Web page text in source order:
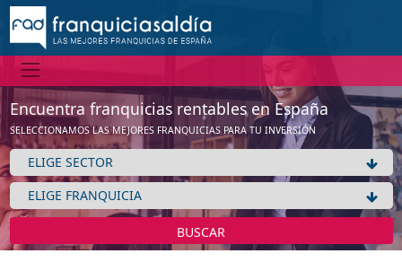
Encuentra franquicias rentables en España
SELECCIONAMOS LAS MEJORES FRANQUICIAS PARA TU INVERSIÓN
BUSCAR